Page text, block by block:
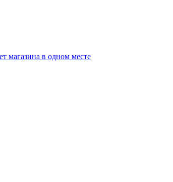
магазина в одном месте